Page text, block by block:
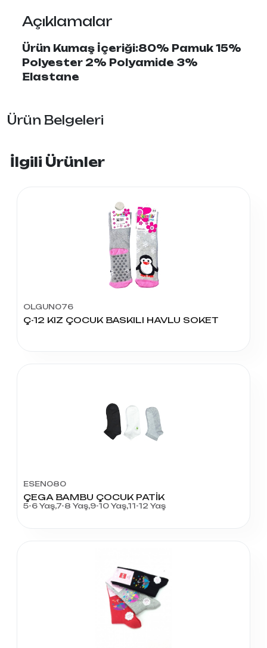
Açıklamalar
Ürün Kumaş İçeriği:80% Pamuk 15%
Polyester 2% Polyamide 3%
Elastane
Ürün Belgeleri
İlgili Ürünler
OLGUN076
Ç-12 KIZ ÇOCUK BASKILI HAVLU SOKET
ESEN080
ÇEGA BAMBU ÇOCUK PATİK
5-6 Yaş,7-8 Yaş,9-10 Yaş,11-12 Yaş